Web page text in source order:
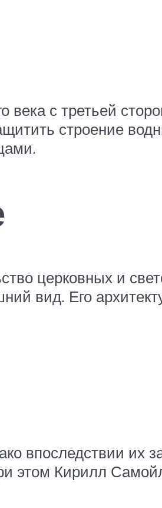
века с третьей
строение
церковных и
вид. Его
впоследствии их
этом Кирилл